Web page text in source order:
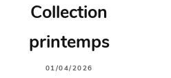
Collection
printemps
01/04/2026